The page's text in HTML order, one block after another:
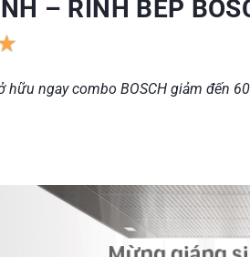
– RINH BẾP
ngay combo BOSCH giảm đến